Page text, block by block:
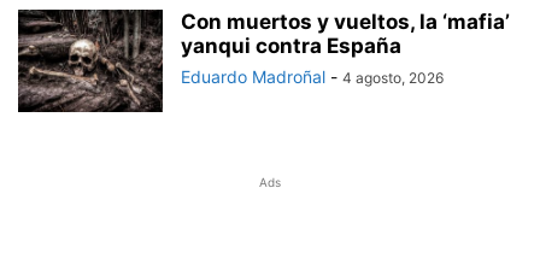
Con muertos y vueltos, la ‘mafia’
yanqui contra España
Eduardo Madroñal - 4 agosto, 2026
Ads